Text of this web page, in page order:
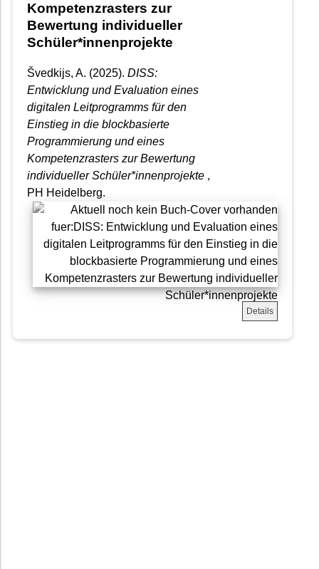
Kompetenzrasters zur
Bewertung individueller
Schüler*innenprojekte
Švedkijs, A. (2025). DISS:
Entwicklung und Evaluation eines
digitalen Leitprogramms für den
Einstieg in die blockbasierte
Programmierung und eines
Kompetenzrasters zur Bewertung
individueller Schüler*innenprojekte ,
PH Heidelberg.
Details